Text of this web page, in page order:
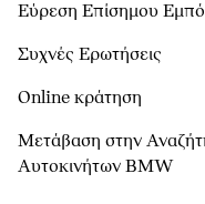
Εύρεση Επίσημου
Συχνές Ερωτήσεις
Online κράτηση
Μετάβαση στην
Αυτοκινήτων BMW